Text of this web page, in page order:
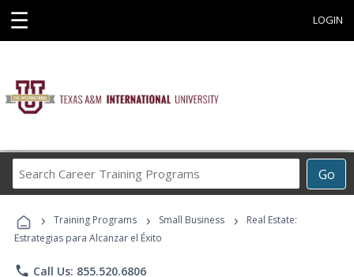
☰ LOGIN
Go
Career
Programs
› Training Programs › Small Business ›
Real Estate:
Estrategias para Alcanzar el Éxito
phone Call Us: 855.520.6806